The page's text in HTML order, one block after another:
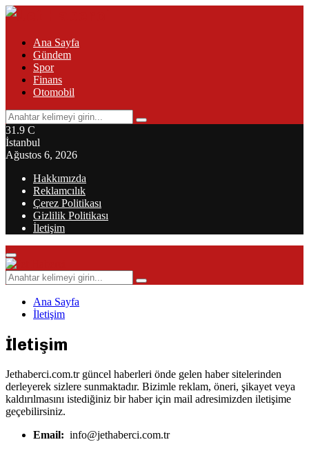
Ana Sayfa
Gündem
Spor
Finans
Otomobil
Search
for:
Search
31.9 C
İstanbul
Ağustos 6, 2026
Hakkımızda
Reklamcılık
Çerez Politikası
Gizlilik Politikası
İletişim
Primary
Menu
Search
for:
Search
Ana Sayfa
İletişim
İletişim
Jethaberci.com.tr güncel haberleri önde gelen haber sitelerinden
derleyerek sizlere sunmaktadır. Bizimle reklam, öneri, şikayet veya
kaldırılmasını istediğiniz bir haber için mail adresimizden iletişime
geçebilirsiniz.
Email: info@jethaberci.com.tr